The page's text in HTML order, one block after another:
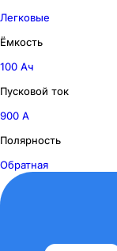
Легковые
Ёмкость
100 Ач
Пусковой ток
900 А
Полярность
Обратная